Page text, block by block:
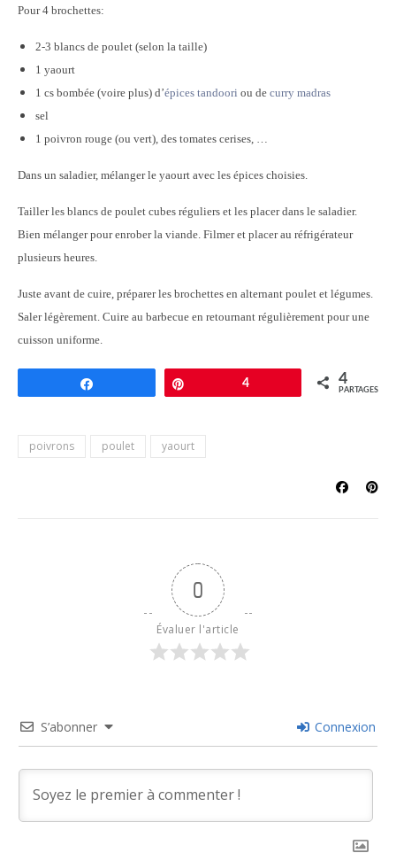
Pour 4 brochettes:
2-3 blancs de poulet (selon la taille)
1 yaourt
1 cs bombée (voire plus) d’épices tandoori ou de curry madras
sel
1 poivron rouge (ou vert), des tomates cerises, …
Dans un saladier, mélanger le yaourt avec les épices choisies.
Tailler les blancs de poulet cubes réguliers et les placer dans le saladier.
Bien mélanger pour enrober la viande. Filmer et placer au réfrigérateur
plusieurs heures.
Juste avant de cuire, préparer les brochettes en alternant poulet et légumes.
Saler légèrement. Cuire au barbecue en retournant régulièrement pour une
cuisson uniforme.
4 4
PARTAGES
poivrons poulet yaourt
0
Évaluer l'article
S’abonner Connexion